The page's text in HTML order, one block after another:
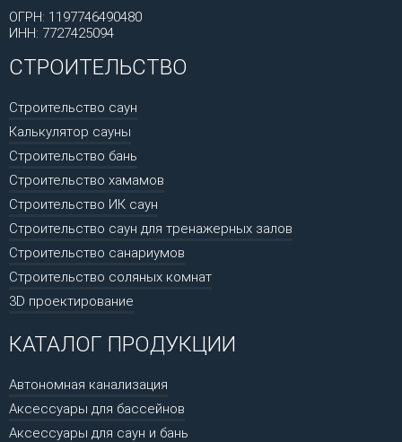
ОГРН: 1197746490480
ИНН: 7727425094
СТРОИТЕЛЬСТВО
Строительство саун
Калькулятор сауны
Строительство бань
Строительство хамамов
Строительство ИК саун
Строительство саун для тренажерных залов
Строительство санариумов
Строительство соляных комнат
3D проектирование
КАТАЛОГ ПРОДУКЦИИ
Автономная канализация
Аксессуары для бассейнов
Аксессуары для саун и бань